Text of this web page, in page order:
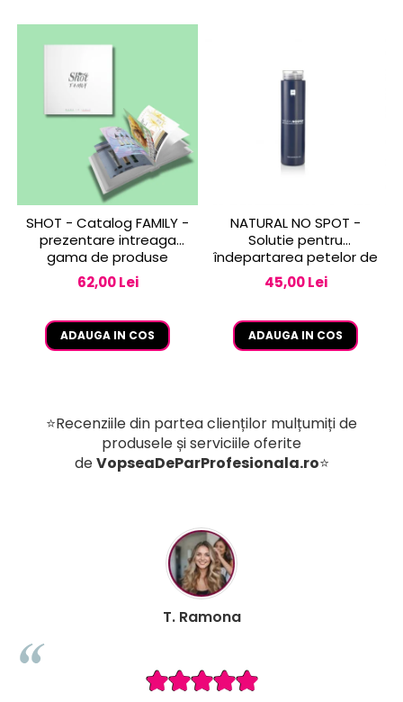
SHOT - Catalog FAMILY -
prezentare intreaga
gama de produse
62,00 Lei
ADAUGA IN COS
NATURAL NO SPOT -
Solutie pentru
îndepartarea petelor de
vopsea de pe piele 250
ml
45,00 Lei
ADAUGA IN COS
⭐Recenziile din partea clienților mulțumiți de
produsele și serviciile oferite
deVopseaDeParProfesionala.ro⭐
T. Ramona